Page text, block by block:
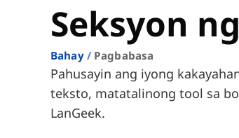
Seksyon
Bahay Pagbabasa
Pahusayin ang iyong
teksto, matatalinong tool sa
LanGeek.